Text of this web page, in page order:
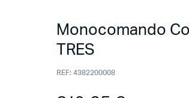
Monocomando
TRES
REF: 4382200008